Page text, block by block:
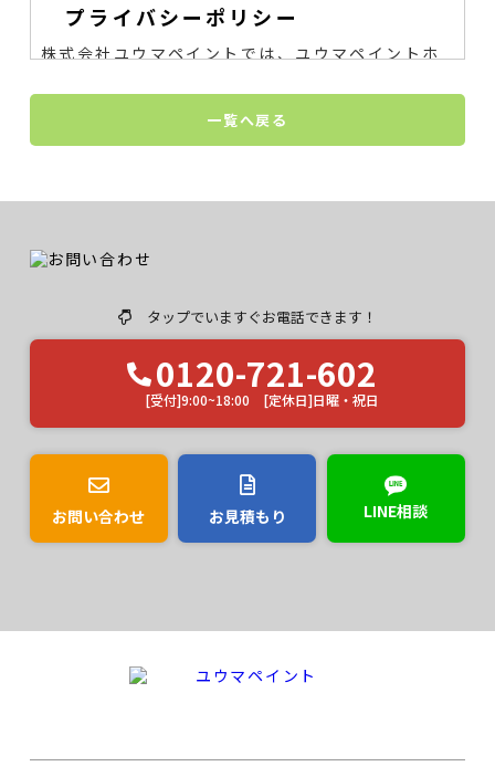
プライバシーポリシー
株式会社ユウマペイントでは、ユウマペイントホ
人情報に対して十分な配慮を行うと共に大切に保
お客様の個人情報は、原則として、当社のサービ
ご意見、ご要望に関する今後の改善、及び、問い
以外の目的で利用する場合は個人情報をご提供い
ただく際に予め目的を明示しておりますのでご確
認下さい。
２．第三者への情報提供
お客様の個人情報は、以下の場合を除き第三者に
同意があった場合
一覧へ戻る
タップでいますぐお電話できます！
0120-721-602
[受付]9:00~18:00 [定休日]日曜・祝日
お問い合わせ お見積もり LINE相談